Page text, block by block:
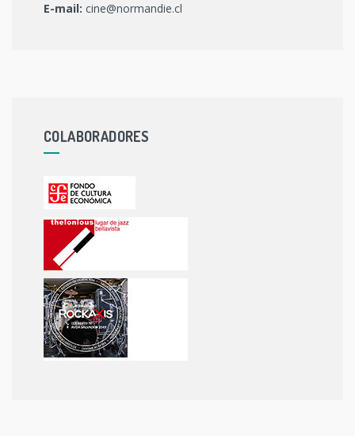
E-mail: cine@normandie.cl
COLABORADORES